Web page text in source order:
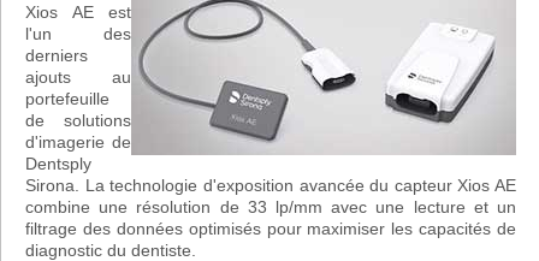
Xios AE est
l'un des
derniers
ajouts au
portefeuille
de solutions
d'imagerie de
Dentsply
Sirona. La technologie d'exposition avancée du capteur Xios AE
combine une résolution de 33 lp/mm avec une lecture et un
filtrage des données optimisés pour maximiser les capacités de
diagnostic du dentiste.